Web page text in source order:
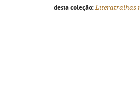
desta coleção: Literatralhas